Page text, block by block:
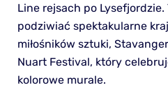
Line rejsach po Lysefjordzie.
podziwiać spektakularne
miłośników sztuki,
Nuart Festival, który
kolorowe murale.